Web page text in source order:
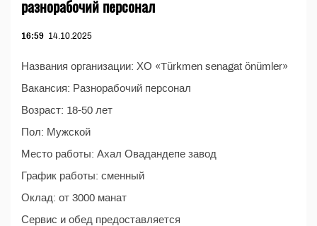
разнорабочий персонал
16:59 14.10.2025
Названия организации: ХО «Türkmen senagat önümler»
Вакансия: Разнорабочий персонал
Возраст: 18-50 лет
Пол: Мужской
Место работы: Ахал Овадандепе завод
График работы: сменный
Оклад: от 3000 манат
Сервис и обед предоставляется